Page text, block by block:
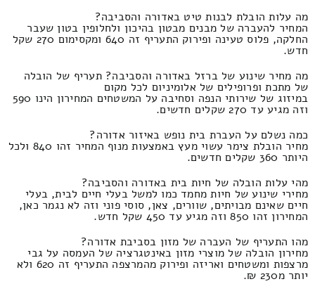
מה עלות הובלת לבנות טיט באדורה והסביבה?
המחיר להעברה של מבנים מבטון בהיכון ולחלופין בטון שעבר
החלקה, פלוס טעינה ופירוק התעריף זה 640 ומקסימום 270 שקל
חדש.
מה מחיר שינוע של ברזל באדורה והסביבה? תעריף של הובלה
של מתכת ופרופילים של אלומיניום לכל מקום
במיזוג של שירותי הנפה וסחיבה על המשטחים המחירון הינו 590
וזה מגיע עד 270 שקלים חדשים.
כמה נשלם על העברת בית נופש באיזור אדורה?
מחיר הובלת צימר עשוי מעץ באמצעות מנוף המחיר זהו 840 ולכל
היותר 360 שקלים חדשים.
מהי עלות הובלה של חיות בית באדורה והסביבה?
מחירי שינוע של חיות מחמד כמו למשל בעלי חיים לבית, בעלי
חיים שאינם מבויתים, שוורים, צאן, סוסי פוני וזה לא נגמר כאן,
המחירון זהו 850 וזה מגיע עד 450 שקל חדש.
מהו התעריף של העברה של מזון בסביבת אדורה?
מחירון הובלה של מוצרי מזון באינטגרציה של העמסה על גבי
מרצפות ומשטחים ואריזה ופירוק מהמרצפה התעריף זה 620 ולא
יותר מ230 ₪.